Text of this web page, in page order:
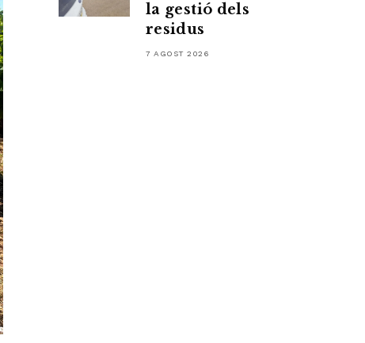
la gestió dels
residus
7 AGOST 2026